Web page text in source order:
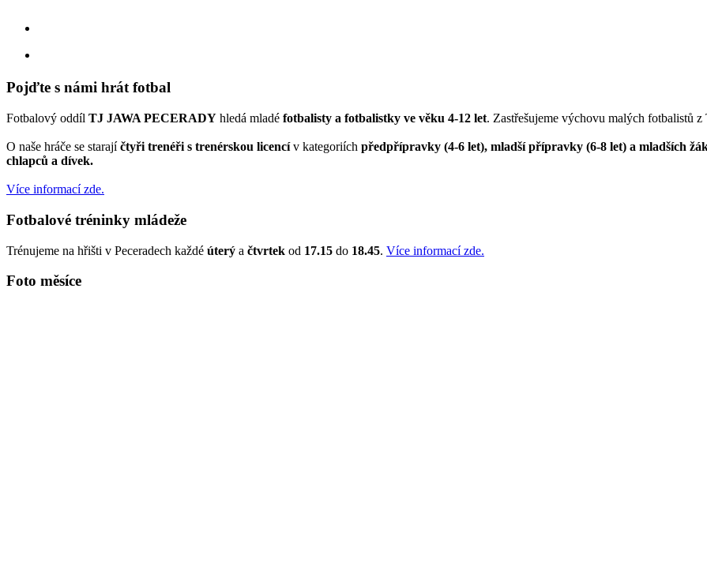
Pojďte s námi hrát fotbal
Fotbalový oddíl TJ JAWA PECERADY hledá mladé fotbalisty a fotbalistky ve věku 4-12 let. Zastřešujeme výchovu malých fotbalistů
O naše hráče se starajíčtyři trenéři s trenérskou licencív kategoriích předpřípravky (4-6 let), mladší přípravky (6-8 let) a mladších
chlapců a dívek.
Více informací zde.
Fotbalové tréninky mládeže
Trénujeme na hřišti v Peceradech každé úterý a čtvrtek od 17.15 do 18.45. Více informací zde.
Foto měsíce